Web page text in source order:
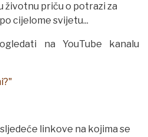
životnu priču o potrazi za
cijelome svijetu...
na YouTube kanalu
linkove na kojima se